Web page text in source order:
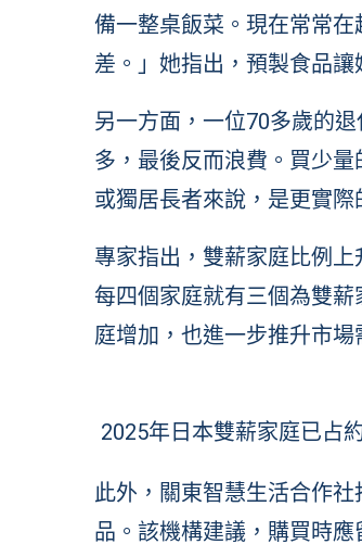
備一整桌飯菜。現在常常
差。」她指出，預製食品
另一方面，一位70多歲的
多，最後反而浪費。買少
或獨居長者來說，是更實際
專家指出，雙薪家庭比例
每四個家庭就有三個為雙
庭增加，也進一步推升市場
2025年日本雙薪家庭已占
此外，關東智慧生活合作
品。該機構建議，購買時